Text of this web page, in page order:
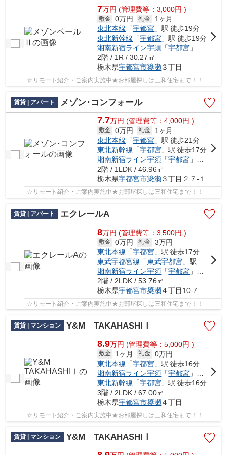
7万円 (管理費等：3,000円 )
敷金 0万円 礼金
1ヶ月
東北本線 「宇都宮 」駅 徒歩19分
東北新幹線 「宇都宮 」駅 徒歩19分
湘南新宿ライン宇須 「宇都宮 」駅 徒歩19分
2階 / 1R / 30.27㎡
栃木県宇都宮市簗瀬３丁目
☆リモート紹介・ご案内実施中★お部屋探しは三和住宅まで！！
賃貸 | アパート メゾン･コンフォール
7.7万円 (管理費等：4,000円 )
敷金 0万円 礼金
1ヶ月
東北本線 「宇都宮 」駅 徒歩21分
東北新幹線 「宇都宮 」駅 徒歩17分
湘南新宿ライン宇須 「宇都宮 」駅 バス4分 「城東小前」 停歩8分
2階 / 1LDK / 46.96㎡
栃木県宇都宮市簗瀬３丁目２７-１
☆リモート紹介・ご案内実施中★お部屋探しは三和住宅まで！！
賃貸 | アパート エクレールA
8万円 (管理費等：3,500円 )
敷金 0万円 礼金 3万円
東北本線 「宇都宮 」駅 徒歩17分
東武宇都宮線 「東武宇都宮 」駅 バス24分 「宿郷中」 停歩7分車8分 2.4km
湘南新宿ライン宇須 「宇都宮 」駅 バス20分 「城東小前」 停歩3分
2階 / 2LDK / 53.76㎡
栃木県宇都宮市簗瀬４丁目10-7
☆リモート紹介・ご案内実施中★お部屋探しは三和住宅まで！！
賃貸 | マンション Y&M TAKAHASHIⅠ
8.9万円 (管理費等：5,000円 )
敷金 1ヶ月 礼金 0万円
東北本線 「宇都宮 」駅 徒歩16分
湘南新宿ライン宇須 「宇都宮 」駅 徒歩16分
東北新幹線 「宇都宮 」駅 徒歩16分
3階 / 2LDK / 67.00㎡
栃木県宇都宮市簗瀬４丁目
☆リモート紹介・ご案内実施中★お部屋探しは三和住宅まで！！
賃貸 | マンション Y&M TAKAHASHIⅠ